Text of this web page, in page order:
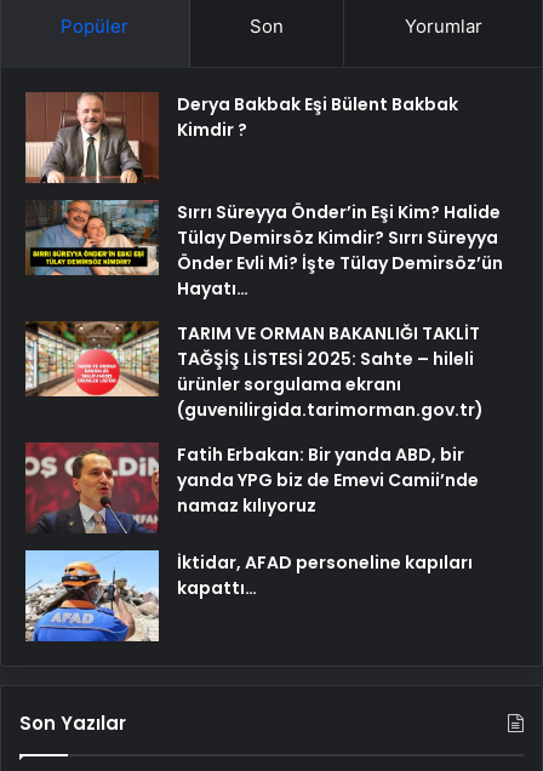
Popüler Son Yorumlar
Derya Bakbak Eşi Bülent Bakbak
Kimdir ?
Sırrı Süreyya Önder’in Eşi Kim? Halide
Tülay Demirsöz Kimdir? Sırrı Süreyya
Önder Evli Mi? İşte Tülay Demirsöz’ün
Hayatı…
TARIM VE ORMAN BAKANLIĞI TAKLİT
TAĞŞİŞ LİSTESİ 2025: Sahte – hileli
ürünler sorgulama ekranı
(guvenilirgida.tarimorman.gov.tr)
Fatih Erbakan: Bir yanda ABD, bir
yanda YPG biz de Emevi Camii’nde
namaz kılıyoruz
İktidar, AFAD personeline kapıları
kapattı…
Son Yazılar